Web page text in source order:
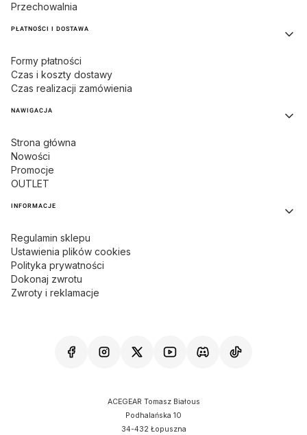
Przechowalnia
PŁATNOŚCI I DOSTAWA
Formy płatności
Czas i koszty dostawy
Czas realizacji zamówienia
NAWIGACJA
Strona główna
Nowości
Promocje
OUTLET
INFORMACJE
Regulamin sklepu
Ustawienia plików cookies
Polityka prywatności
Dokonaj zwrotu
Zwroty i reklamacje
ACEGEAR Tomasz Białous
Podhalańska 10
34-432 Łopuszna